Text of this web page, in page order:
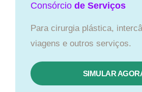
Consórcio de Serviços
Para cirurgia plástica,
viagens e outros serviços.
SIMULAR